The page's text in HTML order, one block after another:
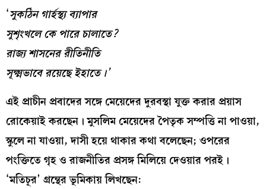
‘সুকঠিন গার্হস্থ্য ব্যাপার
সুশৃংখলে কে পারে চালাতে?
রাজ্য শাসনের রীতিনীতি
সূক্ষ্মভাবে রয়েছে ইহাতে।’
এই প্রাচীন প্রবাদের সঙ্গে মেয়েদের দুরবস্থা যুক্ত করার প্রয়াস
রোকেয়াই করছেন। মুসলিম মেয়েদের পৈতৃক সম্পত্তি না পাওয়া,
স্কুলে না যাওয়া, দাসী হয়ে থাকার কথা বলেছেন; ওপরের
পংক্তিতে গৃহ ও রাজনীতির প্রসঙ্গ মিলিয়ে দেওয়ার পরই।
‘মতিচূর’ গ্রন্থের ভূমিকায় লিখছেন: